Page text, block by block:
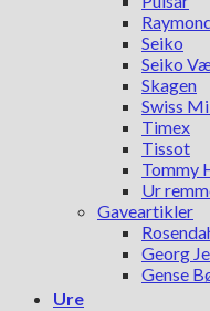
Seiko
Seiko
Skagen
Swiss
Timex
Tissot
Tommy
Ur
Gaveartikler
Georg
Gense
Ure